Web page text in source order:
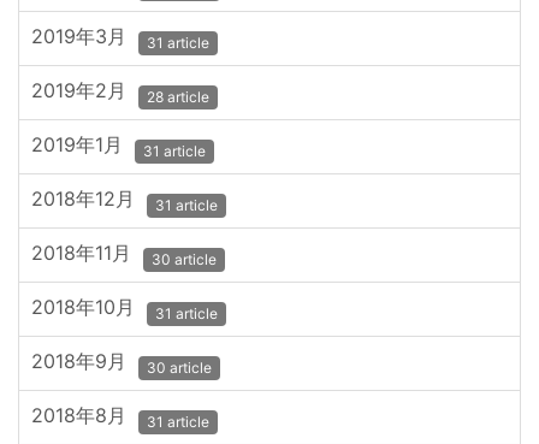
2019年3月 31 article
2019年2月 28 article
2019年1月 31 article
2018年12月 31 article
2018年11月 30 article
2018年10月 31 article
2018年9月 30 article
2018年8月 31 article